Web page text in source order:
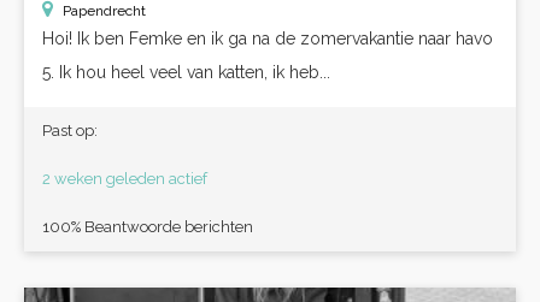
Papendrecht
Hoi! Ik ben Femke en ik ga na de zomervakantie naar havo
5. Ik hou heel veel van katten, ik heb...
Past op:
2 weken geleden actief
100% Beantwoorde berichten